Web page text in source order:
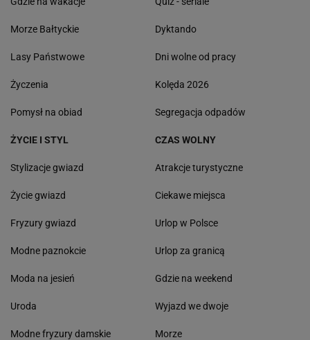
Morze Bałtyckie
Lasy Państwowe
Życzenia
Pomysł na obiad
Dyktando
Dni wolne od pracy
Kolęda 2026
Segregacja odpadów
ŻYCIE I STYL
Stylizacje gwiazd
Życie gwiazd
Fryzury gwiazd
Modne paznokcie
Moda na jesień
Uroda
Modne fryzury damskie
CZAS WOLNY
Atrakcje turystyczne
Ciekawe miejsca
Urlop w Polsce
Urlop za granicą
Gdzie na weekend
Wyjazd we dwoje
Morze